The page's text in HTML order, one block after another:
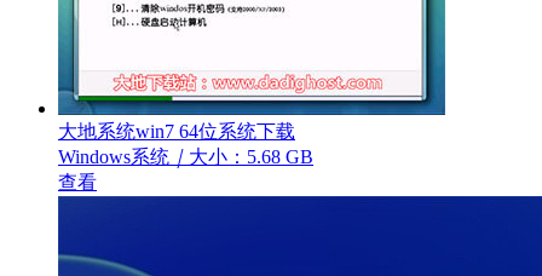
大地系统win7 64位系统下载
Windows系统 ｜ 大小：5.68 GB
查看